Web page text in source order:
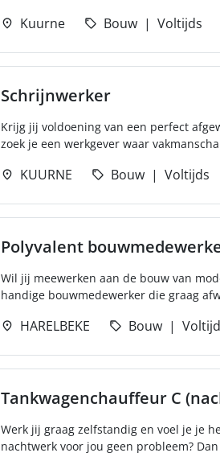
Kuurne Bouw Voltijds
Schrijnwerker
Krijg jij voldoening van een perfect
zoek je een werkgever waar
KUURNE Bouw Voltijds
Polyvalent
Wil jij meewerken aan de bouw van
handige bouwmedewerker die graag
HARELBEKE Bouw
Tankwagenchauffeur C
Werk jij graag zelfstandig en voel je je
nachtwerk voor jou geen probleem?